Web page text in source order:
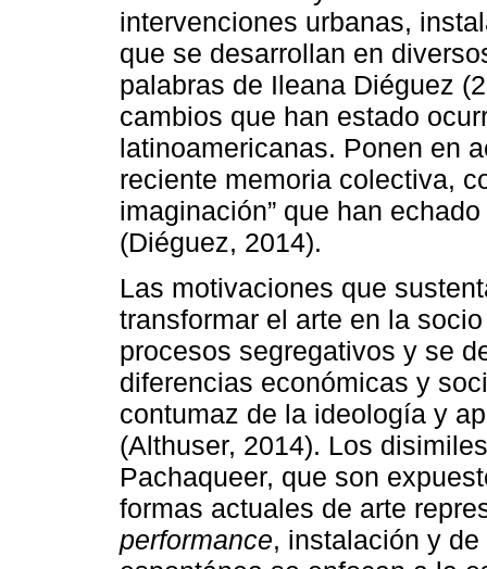
intervenciones urbanas,
que se desarrollan en
palabras de Ileana Diéguez
cambios que han estado
latinoamericanas. Ponen en
reciente memoria colectiva,
imaginación” que han
(Diéguez, 2014).
Las motivaciones que
transformar el arte en la
procesos segregativos y se
diferencias económicas y
contumaz de la ideología y
(Althuser, 2014). Los
Pachaqueer, que son
formas actuales de arte
performance, instalación y